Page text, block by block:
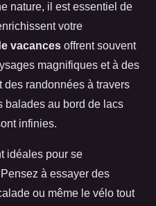
nature, il est essentiel de
votre
vacances offrent souvent
magnifiques et à des
des randonnées à travers
balades au bord de lacs
infinies.
idéales pour se
Pensez à essayer des
ou même le vélo tout